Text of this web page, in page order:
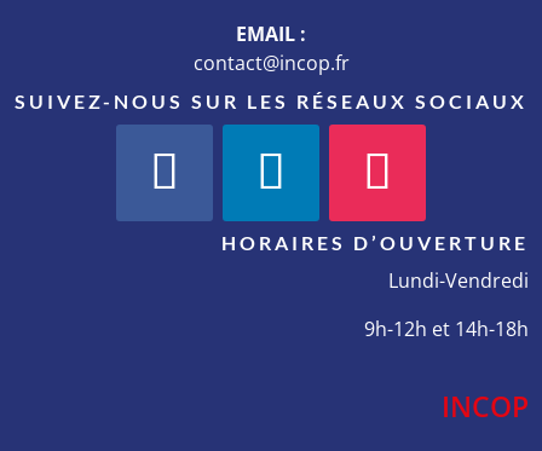
EMAIL :
contact@incop.fr
SUIVEZ-NOUS SUR LES RÉSEAUX SOCIAUX
HORAIRES D’OUVERTURE
Lundi-Vendredi
9h-12h et 14h-18h
INCOP